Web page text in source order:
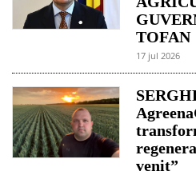
TOFAN
17 jul 2026
venit”